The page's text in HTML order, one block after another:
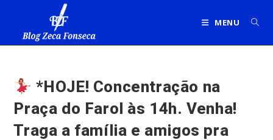
MENU
*HOJE! Concentração na
Praça do Farol às 14h. Venha!
Traga a família e amigos pra